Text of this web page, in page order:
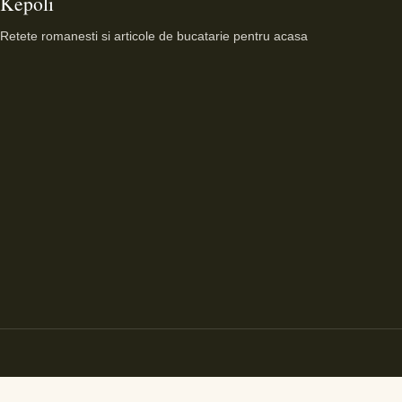
Retete romanesti si articole de bucatarie pentru acasa